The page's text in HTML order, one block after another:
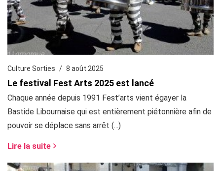
Culture Sorties 8 août 2025
Le festival Fest Arts 2025 est lancé
Chaque année depuis 1991 Fest’arts vient égayer la
Bastide Libournaise qui est entièrement piétonnière afin de
pouvoir se déplace sans arrêt (...)
Lire la suite